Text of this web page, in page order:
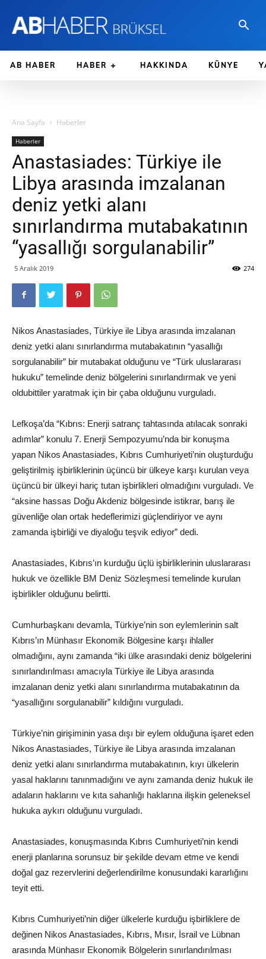
AB HABER HABER HAKKINDA KÜNYE
Ana Sayfa Haberler
Haberler
Anastasiades: Türkiye ile
Libya arasında imzalanan
deniz yetki alanı
sınırlandırma mutabakatının
“yasallığı sorgulanabilir”
5 Aralık 2019 274
Nikos Anastasiades, Türkiye ile Libya arasında imzalanan
deniz yetki alanı sınırlandırma mutabakatının “yasallığı
sorgulanabilir” bir mutabakat olduğunu ve “Türk uluslararası
hukuku” temelinde deniz bölgelerini sınırlandırmak ve yeni
oldubittiler yaratmak için bir çaba olduğunu vurguladı.
Lefkoşa’da “Kıbrıs: Enerji satranç tahtasında atılacak sonraki
adımlar” konulu 7. Enerji Sempozyumu’nda bir konuşma
yapan Nikos Anastasiades, Kıbrıs Cumhuriyeti’nin oluşturduğu
geliştirilmiş işbirliklerinin üçüncü bir ülkeye karşı kurulan veya
üçüncü bir ülkeyi hariç tutan işbirlikleri olmadığını vurguladı. Ve
“aksine hassas Doğu Akdeniz bölgesinde istikrar, barış ile
güvenliğe olan ortak hedeflerimizi güçlendiriyor ve aynı
zamanda işbirliği ve diyaloğu teşvik ediyor” dedi.
Anastasiades, Kıbrıs’ın kurduğu üçlü işbirliklerinin uluslararası
hukuk ve özellikle BM Deniz Sözleşmesi temelinde kurulan
işbirlikler olduğunu belirtti.
Cumhurbaşkanı devamla, Türkiye’nin son eylemlerinin salt
Kıbrıs’ın Münhasır Ekonomik Bölgesine karşı ihlaller
olmadığını, aynı zamanda “iki ülke arasındaki deniz bölgelerini
sınırlandırılması amacıyla Türkiye ile Libya arasında
imzalanan deniz yetki alanı sınırlandırma mutabakatının da
“yasallığını sorgulanabilir” kıldığını vurguladı.
Türkiye’nin girişiminin yasa dışı bir eylem olduğuna işaret eden
Nikos Anastasiades, Türkiye ile Libya arasında imzalanan
deniz yetki alanı sınırlandırma mutabakatının, kıyı ülkelerin
yasal haklarını tanınmadığını ve aynı zamanda deniz hukuk ile
adaların haklarını ve kıta sahanlığı haklarına ilişkin geleneksel
hukuka aykırı olduğunu vurguladı.
Anastasiades, konuşmasında Kıbrıs Cumhuriyeti’nin kendi
enerji planlarına sorunsuz bir şekilde devam etme ve kendi
doğal gaz rezervlerini değerlendirilme konusundaki kararlığını
teyit etti.
Kıbrıs Cumhuriyeti’nin diğer ülkelerle kurduğu işbirliklere de
değinen Nikos Anastasiades, Kıbrıs, Mısır, İsrail ve Lübnan
arasında Münhasır Ekonomik Bölgelerin sınırlandırılması